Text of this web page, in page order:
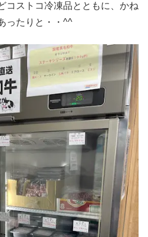
コストコ冷凍品とともに、かね
ったりと・・^^